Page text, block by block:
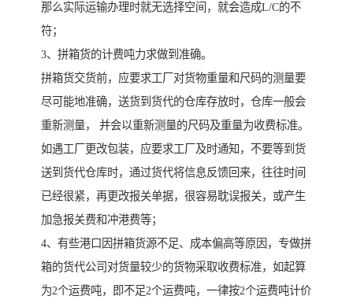
那么实际运输办理时就无选择空间，就会造成L/C的不
符；
3、拼箱货的计费吨力求做到准确。
拼箱货交货前，应要求工厂对货物重量和尺码的测量要
尽可能地准确，送货到货代的仓库存放时，仓库一般会
重新测量， 并会以重新测量的尺码及重量为收费标准。
如遇工厂更改包装，应要求工厂及时通知，不要等到货
送到货代仓库时，通过货代将信息反馈回来，往往时间
已经很紧，再更改报关单据，很容易耽误报关，或产生
加急报关费和冲港费等；
4、有些港口因拼箱货源不足、成本偏高等原因，专做拼
箱的货代公司对货量较少的货物采取收费标准，如起算
为2个运费吨，即不足2个运费吨，一律按2个运费吨计价